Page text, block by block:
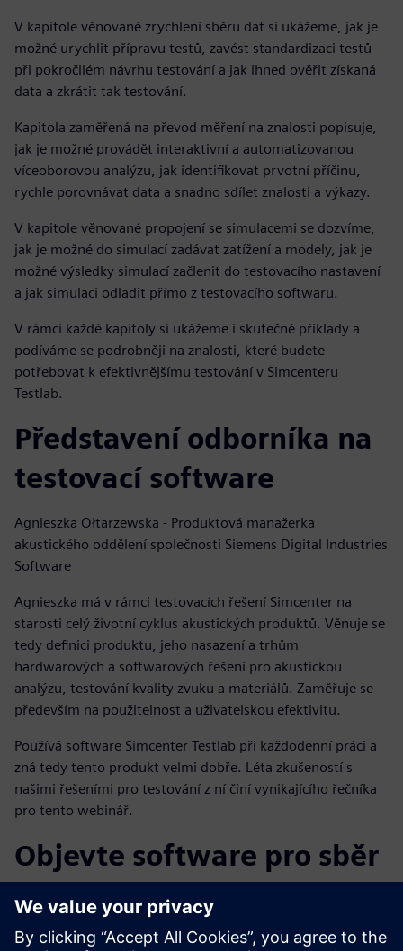
V kapitole věnované zrychlení sběru dat si ukážeme, jak je
možné urychlit přípravu testů, zavést standardizaci testů
při pokročilém návrhu testování a jak ihned ověřit získaná
data a zkrátit tak testování.
Kapitola zaměřená na převod měření na znalosti popisuje,
jak je možné provádět interaktivní a automatizovanou
víceoborovou analýzu, jak identifikovat prvotní příčinu,
rychle porovnávat data a snadno sdílet znalosti a výkazy.
V kapitole věnované propojení se simulacemi se dozvíme,
jak je možné do simulací zadávat zatížení a modely, jak je
možné výsledky simulací začlenit do testovacího nastavení
a jak simulaci odladit přímo z testovacího softwaru.
V rámci každé kapitoly si ukážeme i skutečné příklady a
podíváme se podrobněji na znalosti, které budete
potřebovat k efektivnějšímu testování v Simcenteru
Testlab.
Představení odborníka na
testovací software
Agnieszka Ołtarzewska - Produktová manažerka
akustického oddělení společnosti Siemens Digital Industries
Software
Agnieszka má v rámci testovacích řešení Simcenter na
starosti celý životní cyklus akustických produktů. Věnuje se
tedy definici produktu, jeho nasazení a trhům
hardwarových a softwarových řešení pro akustickou
analýzu, testování kvality zvuku a materiálů. Zaměřuje se
především na použitelnost a uživatelskou efektivitu.
Používá software Simcenter Testlab při každodenní práci a
zná tedy tento produkt velmi dobře. Léta zkušeností s
našimi řešeními pro testování z ní činí vynikajícího řečníka
pro tento webinář.
Objevte software pro sběr
dat, analýzu a modelování
Softwarový balík Simcenter Testlab výrazně zvyšuje